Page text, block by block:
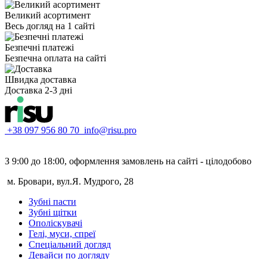
Великий асортимент
Весь догляд на 1 сайті
Безпечні платежі
Безпечна оплата на сайті
Швидка доставка
Доставка 2-3 дні
+38 097 956 80 70 info@risu.pro
З 9:00 до 18:00, оформлення замовлень на сайті - цілодобово
м. Бровари, вул.Я. Мудрого, 28
Зубні пасти
Зубні щітки
Ополіскувачі
Гелі, муси, спреї
Спеціальний догляд
Девайси по догляду